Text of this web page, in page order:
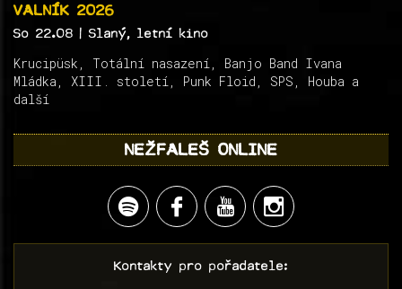
VALNÍK 2026
So 22.08 | Slaný, letní kino
Krucipüsk, Totální nasazení, Banjo Band Ivana
Mládka, XIII. století, Punk Floid, SPS, Houba a
další
NEŽFALEŠ ONLINE
Kontakty pro pořadatele: